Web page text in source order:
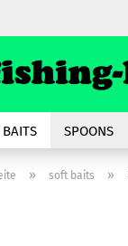
BAITS SPOONS
» soft baits »